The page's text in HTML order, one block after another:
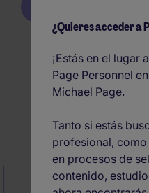
1032
de empleo
CloseFilter
¿Quieres acceder a
¡Estás en el lugar
Page Personnel
Michael Page.
Tanto si estás
profesional,
en procesos de
contenido,